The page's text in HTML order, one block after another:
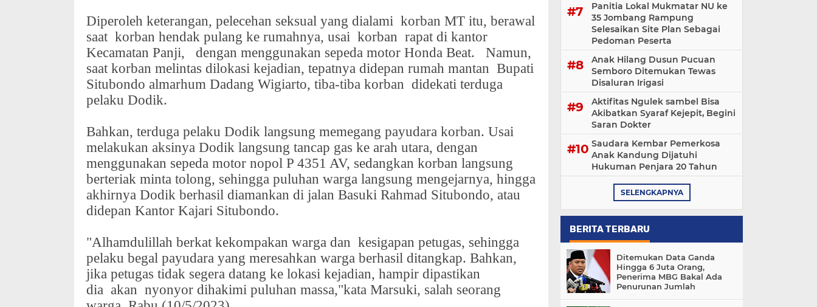
Diperoleh keterangan, pelecehan seksual yang dialami korban MT itu, berawal
saat korban hendak pulang ke rumahnya, usai korban rapat di kantor
Kecamatan Panji,
dengan menggunakan sepeda motor Honda Beat.
Namun,
saat korban melintas dilokasi kejadian, tepatnya didepan rumah mantan Bupati
Situbondo almarhum Dadang Wigiarto, tiba-tiba korban didekati terduga
pelaku Dodik.
Bahkan, terduga pelaku Dodik langsung memegang payudara korban. Usai
melakukan aksinya Dodik langsung tancap gas ke arah utara, dengan
menggunakan sepeda motor nopol P 4351 AV, sedangkan korban langsung
berteriak minta tolong, sehingga puluhan warga langsung mengejarnya, hingga
akhirnya Dodik berhasil diamankan di jalan Basuki Rahmad Situbondo, atau
didepan Kantor Kajari Situbondo.
"Alhamdulillah berkat kekompakan warga dan kesigapan petugas, sehingga
pelaku begal payudara yang meresahkan warga berhasil ditangkap. Bahkan,
jika petugas tidak segera datang ke lokasi kejadian, hampir dipastikan
dia akan nyonyor dihakimi puluhan massa,"kata Marsuki, salah seorang
Panitia Lokal Mukmatar NU ke
35 Jombang Rampung
Selesaikan Site Plan Sebagai
Pedoman Peserta
Anak Hilang Dusun Pucuan
Semboro Ditemukan Tewas
Disaluran Irigasi
Aktifitas Ngulek sambel Bisa
Akibatkan Syaraf Kejepit, Begini
Saran Dokter
Saudara Kembar Pemerkosa
Anak Kandung Dijatuhi
Hukuman Penjara 20 Tahun
SELENGKAPNYA
BERITA TERBARU
Ditemukan Data Ganda
Hingga 6 Juta Orang,
Penerima MBG Bakal Ada
Penurunan Jumlah